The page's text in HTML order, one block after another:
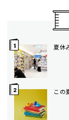
夏休
この